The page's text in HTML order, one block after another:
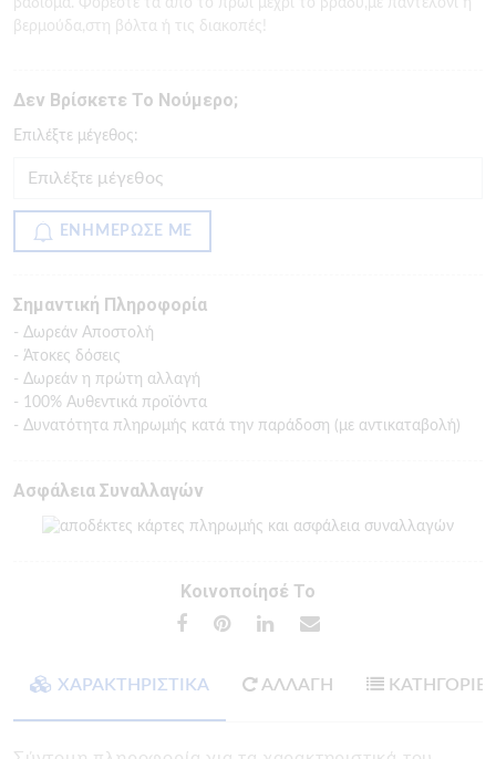
βάδισμα. Φορέστε τα από το πρωί μέχρι το βράδυ,με παντελόνι ή
βερμούδα,στη βόλτα ή τις διακοπές!
Δεν Βρίσκετε Το Νούμερο;
Eπιλέξτε μέγεθος:
ΕΝΗΜΕΡΩΣΕ ΜΕ
Σημαντική Πληροφορία
- Δωρεάν Αποστολή
- Άτοκες δόσεις
- Δωρεάν η πρώτη αλλαγή
- 100% Αυθεντικά προϊόντα
- Δυνατότητα πληρωμής κατά την παράδοση (με αντικαταβολή)
Ασφάλεια Συναλλαγών
Κοινοποίησέ Το
ΧΑΡΑΚΤΗΡΙΣΤΙΚΑ ΑΛΛΑΓΗ ΚΑΤΗΓΟΡΙΕΣ